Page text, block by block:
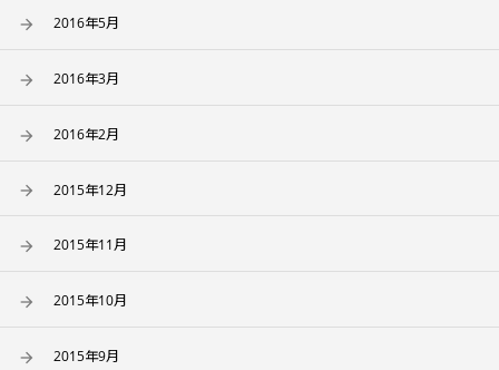
2016年5月
2016年3月
2016年2月
2015年12月
2015年11月
2015年10月
2015年9月